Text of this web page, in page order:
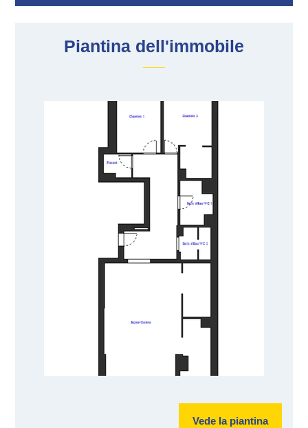
Piantina dell'immobile
Vede la piantina